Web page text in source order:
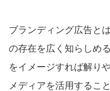
ブランディング広告と
の存在を広く知らしめ
をイメージすれば解り
メディアを活用するこ